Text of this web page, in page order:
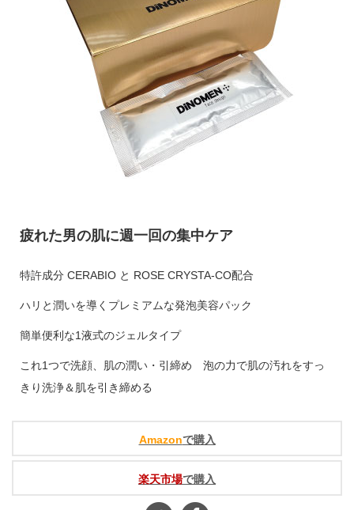
疲れた男の肌に週一回の集中ケア
特許成分 CERABIO と ROSE CRYSTA-CO配合
ハリと潤いを導くプレミアムな発泡美容パック
簡単便利な1液式のジェルタイプ
これ1つで洗顔、肌の潤い・引締め 泡の力で肌の汚れをすっ
きり洗浄＆肌を引き締める
Amazonで購入
楽天市場で購入